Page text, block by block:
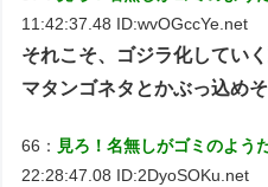
11:42:37.48 ID:wvOGccYe.net
それこそ、ゴジラ化してい
マタンゴネタとかぶっ込め
66： 見ろ！名無しがゴミのよう
22:28:47.08 ID:2DyoSOKu.net